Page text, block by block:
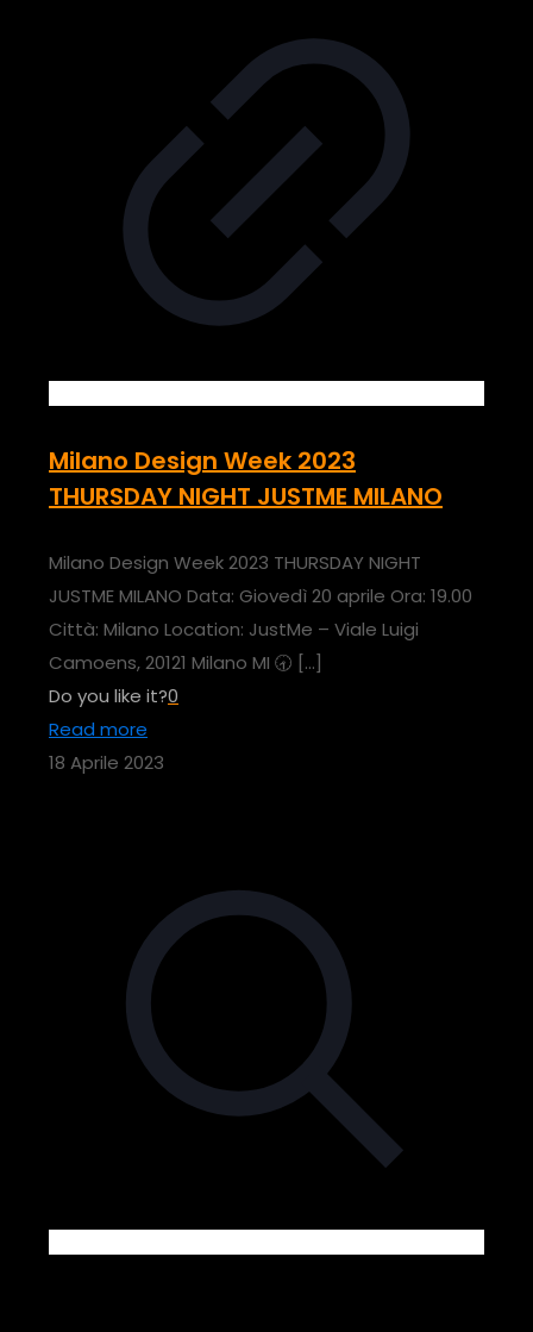
Milano Design Week 2023
THURSDAY NIGHT JUSTME MILANO
Milano Design Week 2023 THURSDAY NIGHT
JUSTME MILANO Data: Giovedì 20 aprile Ora: 19.00
Città: Milano Location: JustMe – Viale Luigi
Camoens, 20121 Milano MI 🕣 […]
Do you like it?0
Read more
18 Aprile 2023